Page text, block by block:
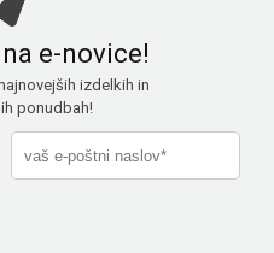
e-novice!
izdelkih in
ponudbah!